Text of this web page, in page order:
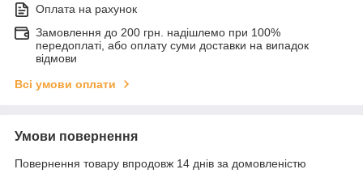
Оплата на рахунок
Замовлення до 200 грн. надішлемо при 100%
передоплаті, або оплату суми доставки на випадок
відмови
Всі умови оплати
Умови повернення
Повернення товару впродовж 14 днів за домовленістю